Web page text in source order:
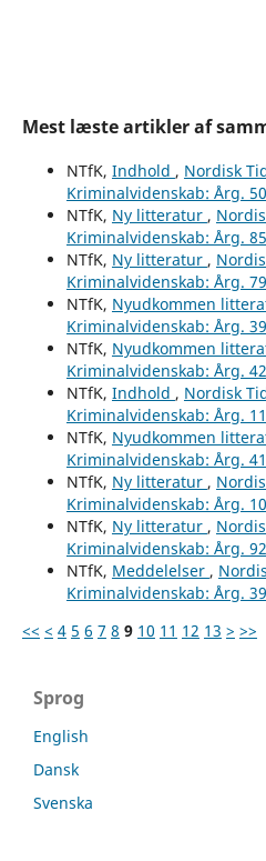
Mest læste artikler af
NTfK, Indhold , Nordisk
Kriminalvidenskab: Årg.
NTfK, Ny litteratur ,
Kriminalvidenskab: Årg.
NTfK, Ny litteratur ,
Kriminalvidenskab: Årg.
NTfK, Nyudkommen
Kriminalvidenskab: Årg.
NTfK, Nyudkommen
Kriminalvidenskab: Årg.
NTfK, Indhold , Nordisk
Kriminalvidenskab: Årg.
NTfK, Nyudkommen
Kriminalvidenskab: Årg.
NTfK, Ny litteratur ,
Kriminalvidenskab: Årg.
NTfK, Ny litteratur ,
Kriminalvidenskab: Årg.
NTfK, Meddelelser ,
Kriminalvidenskab: Årg.
<< < 4 5 6 7 8 9 10 11 12 13 > >>
Sprog
English
Dansk
Svenska